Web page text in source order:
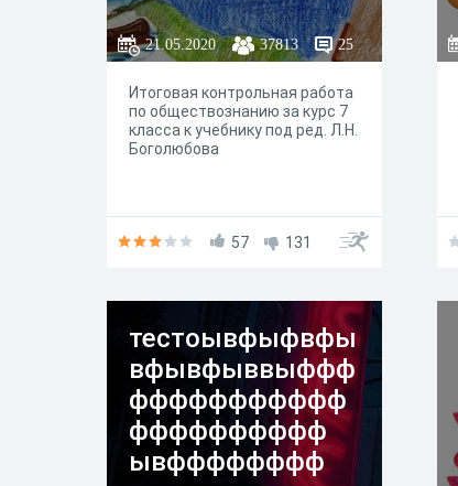
21.05.2020 37813 25
Итоговая контрольная работа
по обществознанию за курс 7
класса к учебнику под ред. Л.Н.
Боголюбова
57 131
тестоывфыфвфы
вфывфыввыффф
ффффффффффф
фффффффффф
ывфффффффф